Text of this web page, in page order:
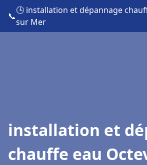
📞
🕒 installation et dépannage
sur Mer
installation et
chauffe eau